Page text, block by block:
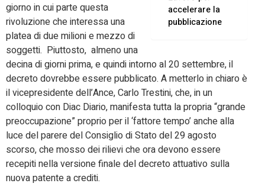
accelerare la
pubblicazione
giorno in cui parte questa
rivoluzione che interessa una
platea di due milioni e mezzo di
soggetti. Piuttosto, almeno una
decina di giorni prima, e quindi intorno al 20 settembre, il
decreto dovrebbe essere pubblicato. A metterlo in chiaro è
il vicepresidente dell’Ance, Carlo Trestini, che, in un
colloquio con Diac Diario, manifesta tutta la propria “grande
preoccupazione” proprio per il ‘fattore tempo’ anche alla
luce del parere del Consiglio di Stato del 29 agosto
scorso, che mosso dei rilievi che ora devono essere
recepiti nella versione finale del decreto attuativo sulla
nuova patente a crediti.